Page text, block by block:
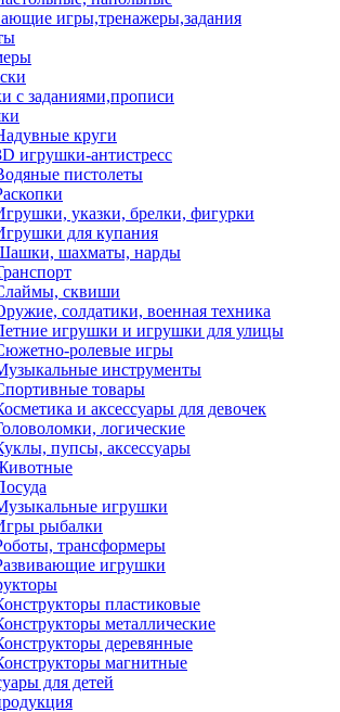
игры,тренажеры,задания
с заданиями,прописи
круги
игрушки-антистресс
пистолеты
указки, брелки, фигурки
для купания
шахматы, нарды
сквиши
солдатики, военная техника
игрушки и игрушки для улицы
ролевые игры
инструменты
товары
и аксессуары для девочек
логические
пупсы, аксессуары
игрушки
рыбалки
трансформеры
игрушки
пластиковые
металлические
деревянные
магнитные
для детей